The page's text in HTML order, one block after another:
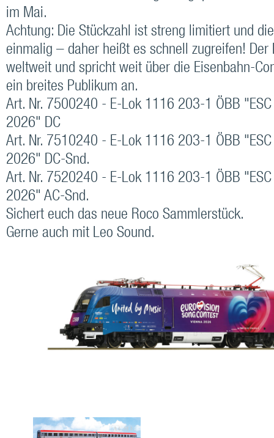
im Mai.
Achtung: Die Stückzahl ist streng limitiert und
einmalig – daher heißt es schnell zugreifen! Der
weltweit und spricht weit über die Eisenbahn-
ein breites Publikum an.
Art. Nr. 7500240 - E-Lok 1116 203-1 ÖBB
2026" DC
Art. Nr. 7510240 - E-Lok 1116 203-1 ÖBB
2026" DC-Snd.
Art. Nr. 7520240 - E-Lok 1116 203-1 ÖBB
2026" AC-Snd.
Sichert euch das neue Roco Sammlerstück.
Gerne auch mit Leo Sound.